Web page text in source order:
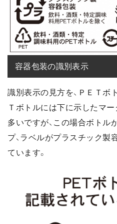
容器包装の識別表示
識別表示の見方を、ＰＥＴボ
Ｔボトルには下に示したマ
多いですが、この場合ボトル
プ、ラベルがプラスチック製
ています。